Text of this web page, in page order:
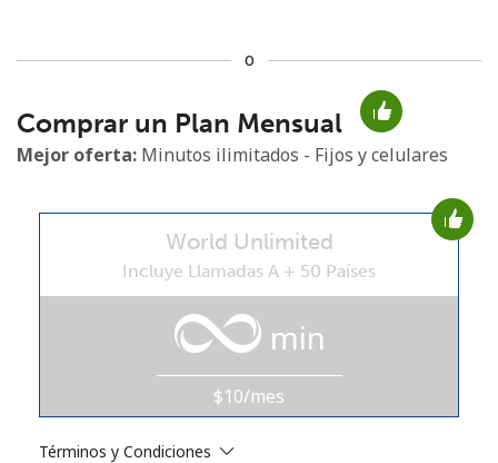
No se ha creado una contraseña
Mínimo 8 caracteres
Una letra mayúscula y una minúscula
Un número
estosTérminos y condiciones.
o
Comprar un Plan Mensual
Mejor oferta: Minutos ilimitados - Fijos y celulares
World Unlimited
Incluye Llamadas A + 50 Países
min
$10/mes
Términos y Condiciones